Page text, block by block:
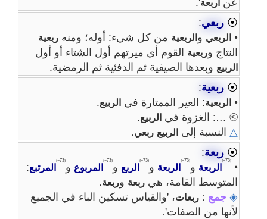
⦿ ربعي:
• الربعيوالربعيةمن كل شيء: أوله؛ ومنه ربعية
النتاج وربعيةالقوم أي ميرتهم أول الشتاء أو أول
الربيعوبعدها الصيفية ثم الدفئية ثم الرمضية.
⦿ ربعية:
• الربعية: العير الممتارة في الربيع.
⧁ …: الغزوة في الربيع.
△ النسبة إلى الربيع ربعي.
⦿ ربعة:
•
الربعةو الربعةو الربعو المربوعو المرتبع:
المتوسط القامة، هي ربعةوربعة.
◈ جمع : ربعات، 'والقياس تسكين الباء في الجميع
لأنها من الصفات'.